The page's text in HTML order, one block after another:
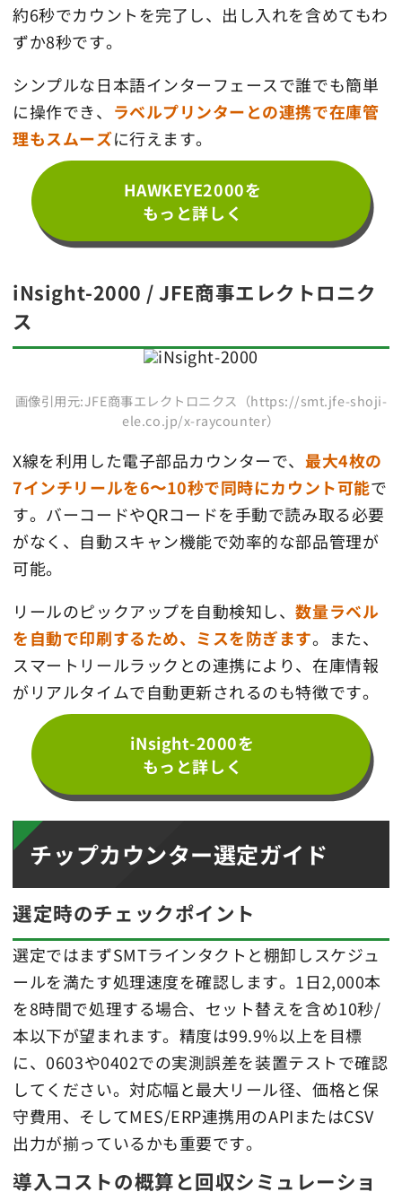
約6秒でカウントを完了し、出し入れを含めてもわ
ずか8秒です。
シンプルな日本語インターフェースで誰でも簡単
に操作でき、 ラベルプリンターとの連携で在庫管
理もスムーズに行えます。
HAWKEYE2000を
もっと詳しく
iNsight-2000 / JFE商事エレクトロニク
ス
画像引用元:JFE商事エレクトロニクス（https://smt.jfe-shoji-
ele.co.jp/x-raycounter）
X線を利用した電子部品カウンターで、 最大4枚の
7インチリールを6〜10秒で同時にカウント可能で
す。バーコードやQRコードを手動で読み取る必要
がなく、自動スキャン機能で効率的な部品管理が
可能。
リールのピックアップを自動検知し、数量ラベル
を自動で印刷するため、ミスを防ぎます。また、
スマートリールラックとの連携により、在庫情報
がリアルタイムで自動更新されるのも特徴です。
iNsight-2000を
もっと詳しく
チップカウンター選定ガイド
選定時のチェックポイント
選定ではまずSMTラインタクトと棚卸しスケジュ
ールを満たす処理速度を確認します。1日2,000本
を8時間で処理する場合、セット替えを含め10秒/
本以下が望まれます。精度は99.9％以上を目標
に、0603や0402での実測誤差を装置テストで確認
してください。対応幅と最大リール径、価格と保
守費用、そしてMES/ERP連携用のAPIまたはCSV
出力が揃っているかも重要です。
導入コストの概算と回収シミュレーショ